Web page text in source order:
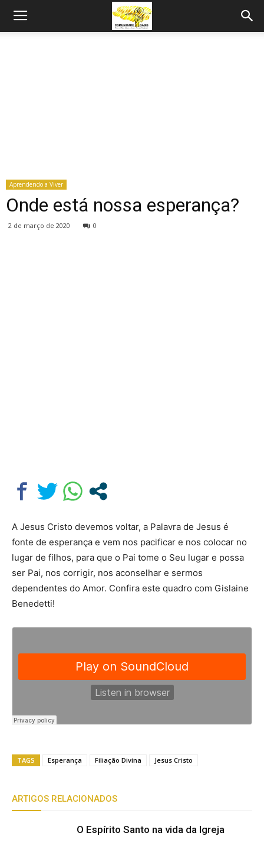
Aprendendo a Viver
Onde está nossa esperança?
2 de março de 2020 0
A Jesus Cristo devemos voltar, a Palavra de Jesus é
fonte de esperança e vem nos pacificar e nos colocar no
lugar de filhos, para que o Pai tome o Seu lugar e possa
ser Pai, nos corrigir, nos aconselhar e sermos
dependentes do Amor. Confira este quadro com Gislaine
Benedetti!
TAGS Esperança Filiação Divina Jesus Cristo
ARTIGOS RELACIONADOS
O Espírito Santo na vida da Igreja